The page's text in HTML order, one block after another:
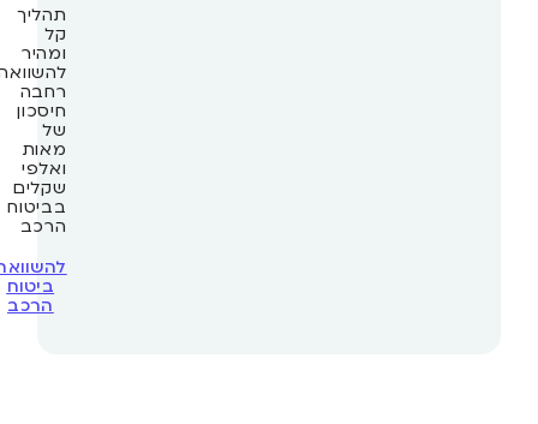
תהליך
ומהיר
להשוואה
רחבה
חיסכון
מאות
ואלפי
שקלים
בביטוח
הרכב
להשוואת
ביטוח
הרכב